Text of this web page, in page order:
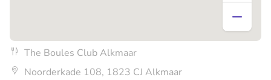
The Boules Club Alkmaar
Noorderkade 108, 1823 CJ Alkmaar